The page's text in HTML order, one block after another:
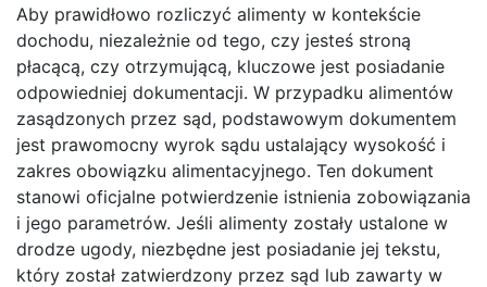
Aby prawidłowo rozliczyć alimenty w kontekście
dochodu, niezależnie od tego, czy jesteś stroną
płacącą, czy otrzymującą, kluczowe jest posiadanie
odpowiedniej dokumentacji. W przypadku alimentów
zasądzonych przez sąd, podstawowym dokumentem
jest prawomocny wyrok sądu ustalający wysokość i
zakres obowiązku alimentacyjnego. Ten dokument
stanowi oficjalne potwierdzenie istnienia zobowiązania
i jego parametrów. Jeśli alimenty zostały ustalone w
drodze ugody, niezbędne jest posiadanie jej tekstu,
który został zatwierdzony przez sąd lub zawarty w